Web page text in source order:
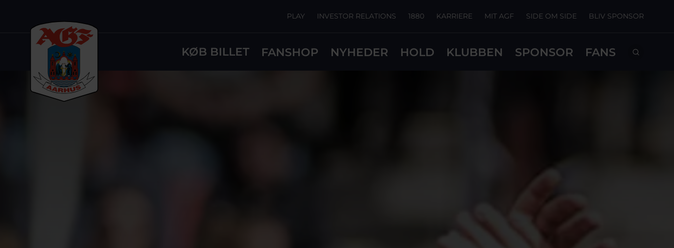
KØB BILLET FANSHOP NYHEDER HOLD KLUBBEN SPONSOR FANS
PLAY INVESTOR RELATIONS 1880 KARRIERE MIT AGF SIDE OM SIDE BLIV SPONSOR